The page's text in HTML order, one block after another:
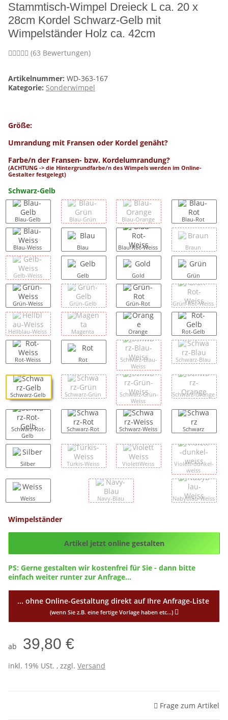
Stammtisch-Wimpel Dreieck L ca. 20 x
28cm Kordel Schwarz-Gelb mit
Wimpelständer Holz ca. 42cm
(63 Bewertungen)
Artikelnummer: WD-363-167
Kategorie: Sonderwimpel
Größe:
Umrandung mit Fransen oder Kordel genäht?
Farbe/n der Fransen- bzw. Kordelumrandung?
(ACHTUNG -> die Hintergrundfarbe/n des Wimpels werden im Online-
Gestalter festgelegt)
Schwarz-Gelb
Blau-Gelb Blau-Grün Blau-Orange Blau-Rot
Blau-Weiss Blau Blau-Rot-Weiss Braun
Gelb-Weiss Gelb Gold Grün
Grün-Weiss Grün-Gelb Grün-Rot Grün-Rot-Weiss
Hellblau-Weiss Magenta Orange Rot-Gelb
Rot-Weiss Rot
Schwarz-Blau-
Weiss
Schwarz-Blau
Schwarz-Gelb Schwarz-Grün
Schwarz-Grün-
Weiss
Schwarz-Orange
Schwarz-Rot-
Gelb
Schwarz-Rot Schwarz-Weiss Schwarz
Silber Türkis-Weiss ViolettWeiss
Violett-dunkel-
weiss
Weiss Navy-Blau Nabyblau-Weiss
Wimpelständer
Config_ID
Artikel jetzt online gestalten
PS: Gerne gestalten wir kostenfrei für Sie - dann bitte
einfach weiter runter zur Anfrage...
... ohne Online-Gestaltung direkt auf Ihre Anfrage-Liste
(wenn Sie z.B. eine fertige Vorlage haben etc...)
ab 39,80 €
inkl. 19% USt. , zzgl. Versand
Frage zum Artikel